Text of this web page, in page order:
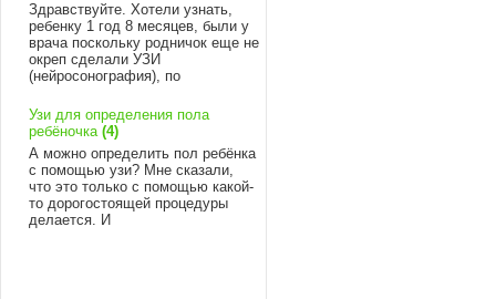
Здравствуйте. Хотели узнать,
ребенку 1 год 8 месяцев, были у
врача поскольку родничок еще не
окреп сделали УЗИ
(нейросонография), по
Узи для определения пола
ребёночка (4)
А можно определить пол ребёнка
с помощью узи? Мне сказали,
что это только с помощью какой-
то дорогостоящей процедуры
делается. И